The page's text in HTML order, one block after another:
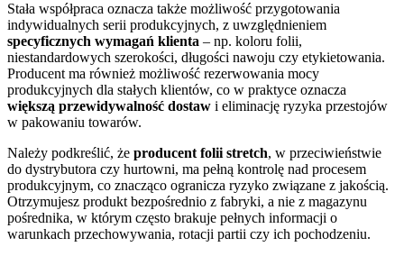
Stała współpraca oznacza także możliwość przygotowania
indywidualnych serii produkcyjnych, z uwzględnieniem
specyficznych wymagań klienta – np. koloru folii,
niestandardowych szerokości, długości nawoju czy etykietowania.
Producent ma również możliwość rezerwowania mocy
produkcyjnych dla stałych klientów, co w praktyce oznacza
większą przewidywalność dostaw i eliminację ryzyka przestojów
w pakowaniu towarów.
Należy podkreślić, że producent folii stretch, w przeciwieństwie
do dystrybutora czy hurtowni, ma pełną kontrolę nad procesem
produkcyjnym, co znacząco ogranicza ryzyko związane z jakością.
Otrzymujesz produkt bezpośrednio z fabryki, a nie z magazynu
pośrednika, w którym często brakuje pełnych informacji o
warunkach przechowywania, rotacji partii czy ich pochodzeniu.